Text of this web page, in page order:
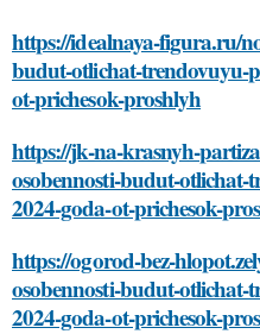
https://idealnaya-figura.ru/
budut-otlichat-trendovuyu-
ot-prichesok-proshlyh
https://jk-na-krasnyh-
osobennosti-budut-otlichat-
2024-goda-ot-prichesok-
https://ogorod-bez-
osobennosti-budut-otlichat-
2024-goda-ot-prichesok-